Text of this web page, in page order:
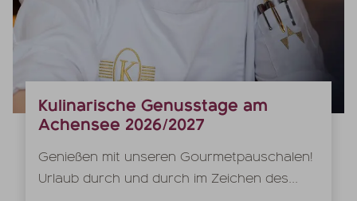
Kulinarische Genusstage am
Achensee 2026/2027
Genießen mit unseren Gourmetpauschalen!
Urlaub durch und durch im Zeichen des...